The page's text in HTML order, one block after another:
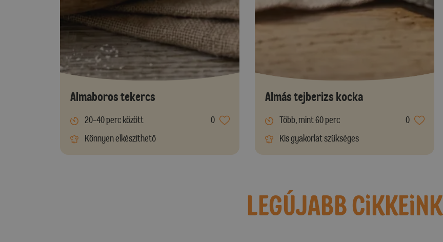
Almaboros tekercs
20-40 perc között
0
Könnyen elkészíthető
Almás tejberizs kocka
Több, mint 60 perc
0
Kis gyakorlat szükséges
LEGÚJABB CiKKEiNK